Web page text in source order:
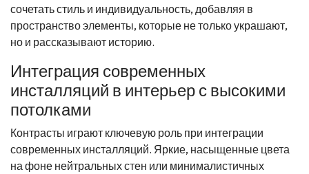
сочетать стиль и индивидуальность, добавляя в
пространство элементы, которые не только украшают,
но и рассказывают историю.
Интеграция современных
инсталляций в интерьер с высокими
потолками
Контрасты играют ключевую роль при интеграции
современных инсталляций. Яркие, насыщенные цвета
на фоне нейтральных стен или минималистичных